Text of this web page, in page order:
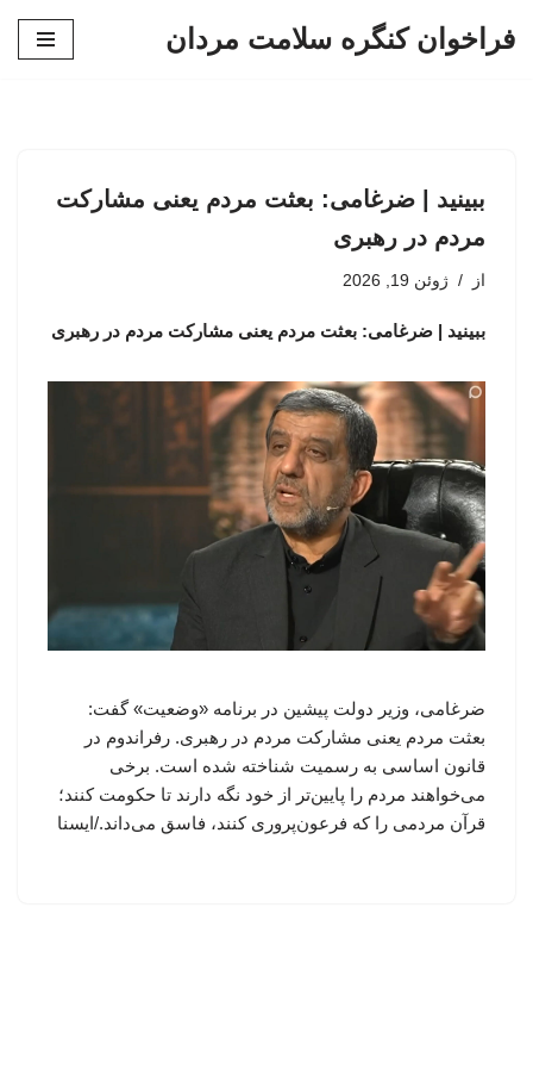
فراخوان کنگره سلامت مردان
ببینید | ضرغامی: بعثت مردم یعنی مشارکت
مردم در رهبری
از ژوئن 19, 2026
ببینید | ضرغامی: بعثت مردم یعنی مشارکت مردم در رهبری
ضرغامی، وزیر دولت پیشین در برنامه «وضعیت» گفت:
بعثت مردم یعنی مشارکت مردم در رهبری. رفراندوم در
قانون اساسی به رسمیت شناخته شده است. برخی
می‌خواهند مردم را پایین‌تر از خود نگه دارند تا حکومت کنند؛
قرآن مردمی را که فرعون‌پروری کنند، فاسق می‌داند./ایسنا